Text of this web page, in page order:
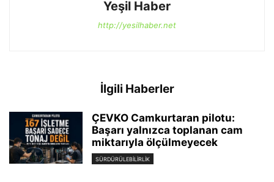
Yeşil Haber
http://yesilhaber.net
İlgili Haberler
ÇEVKO Camkurtaran pilotu:
Başarı yalnızca toplanan cam
miktarıyla ölçülmeyecek
SÜRDÜRÜLEBILIRLIK